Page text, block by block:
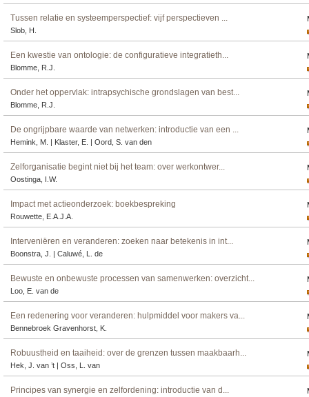
Tussen relatie en systeemperspectief: vijf perspectieven ...
Slob, H.
Een kwestie van ontologie: de configuratieve integratieth...
Blomme, R.J.
Onder het oppervlak: intrapsychische grondslagen van best...
Blomme, R.J.
De ongrijpbare waarde van netwerken: introductie van een ...
Hemink, M. | Klaster, E. | Oord, S. van den
Zelforganisatie begint niet bij het team: over werkontwer...
Oostinga, I.W.
Impact met actieonderzoek: boekbespreking
Rouwette, E.A.J.A.
Interveniëren en veranderen: zoeken naar betekenis in int...
Boonstra, J. | Caluwé, L. de
Bewuste en onbewuste processen van samenwerken: overzicht...
Loo, E. van de
Een redenering voor veranderen: hulpmiddel voor makers va...
Bennebroek Gravenhorst, K.
Robuustheid en taaiheid: over de grenzen tussen maakbaarh...
Hek, J. van ’t | Oss, L. van
Principes van synergie en zelfordening: introductie van d...